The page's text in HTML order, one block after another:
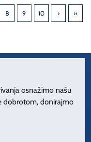
8 9 10
osnažimo našu
dobrotom, donirajmo